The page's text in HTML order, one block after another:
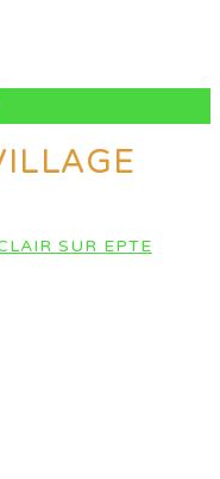
SUR EPTE